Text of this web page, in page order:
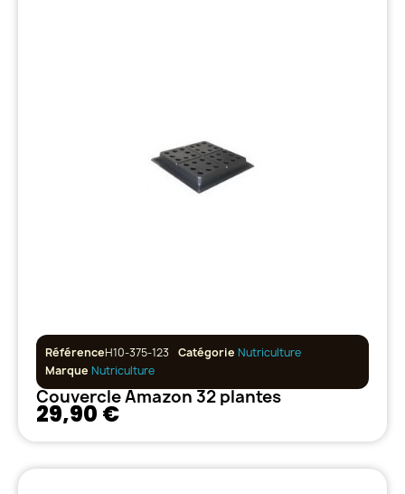
RéférenceH10-375-123 Catégorie Nutriculture
Marque Nutriculture
Couvercle Amazon 32 plantes
29,90 €